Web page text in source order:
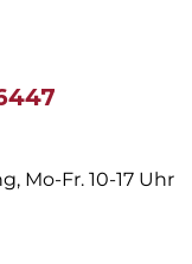
Mo-Fr. 10-17 Uhr